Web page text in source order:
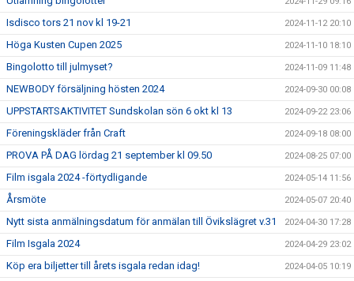
Isdisco tors 21 nov kl 19-21 2024-11-12 20:10
Höga Kusten Cupen 2025 2024-11-10 18:10
Bingolotto till julmyset? 2024-11-09 11:48
NEWBODY försäljning hösten 2024 2024-09-30 00:08
UPPSTARTSAKTIVITET Sundskolan sön 6 okt kl 13 2024-09-22 23:06
Föreningskläder från Craft 2024-09-18 08:00
PROVA PÅ DAG lördag 21 september kl 09.50 2024-08-25 07:00
Film isgala 2024 -förtydligande 2024-05-14 11:56
Årsmöte 2024-05-07 20:40
Nytt sista anmälningsdatum för anmälan till Övikslägret v.31 2024-04-30 17:28
Film Isgala 2024 2024-04-29 23:02
Köp era biljetter till årets isgala redan idag! 2024-04-05 10:19